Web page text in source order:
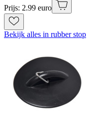
Prijs: 2.99 euro
Bekijk alles in rubber stop